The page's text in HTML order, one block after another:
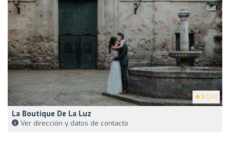
5 (28)
La Boutique De La Luz
Ver dirección y datos de contacto